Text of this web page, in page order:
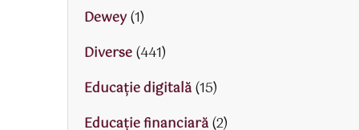
Dewey(1)
Diverse(441)
Educaţie digitală(15)
Educaţie financiară(2)